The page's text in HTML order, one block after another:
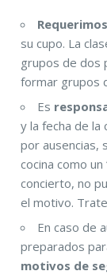
su cupo. La
grupos de dos
formar grupos
Es
y la fecha de
por ausencias,
cocina como un
concierto, no
el motivo.
En caso de
preparados
motivos de